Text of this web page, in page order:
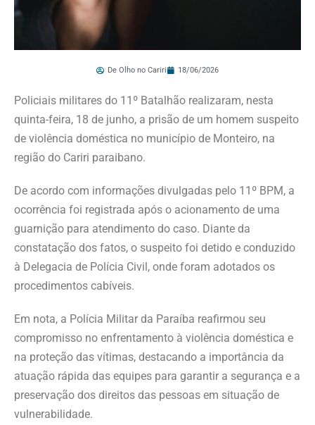
De Olho no Cariri 18/06/2026
Policiais militares do 11º Batalhão realizaram, nesta
quinta-feira, 18 de junho, a prisão de um homem suspeito
de violência doméstica no município de Monteiro, na
região do Cariri paraibano.
De acordo com informações divulgadas pelo 11º BPM, a
ocorrência foi registrada após o acionamento de uma
guarnição para atendimento do caso. Diante da
constatação dos fatos, o suspeito foi detido e conduzido
à Delegacia de Polícia Civil, onde foram adotados os
procedimentos cabíveis.
Em nota, a Polícia Militar da Paraíba reafirmou seu
compromisso no enfrentamento à violência doméstica e
na proteção das vítimas, destacando a importância da
atuação rápida das equipes para garantir a segurança e a
preservação dos direitos das pessoas em situação de
vulnerabilidade.